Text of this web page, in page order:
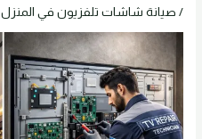
/ صيانة شاشات تلفزيون في المنزل